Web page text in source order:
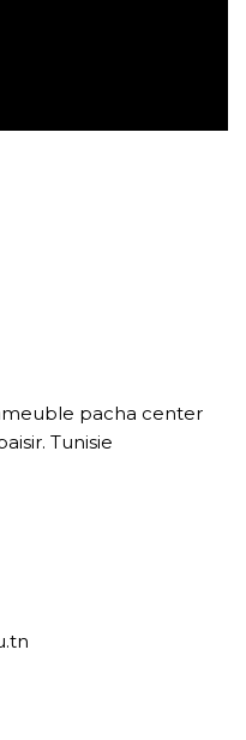
pacha center
Tunisie